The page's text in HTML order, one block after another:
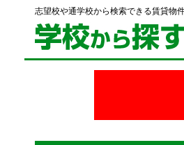
志望校や通学校から検索できる賃貸物